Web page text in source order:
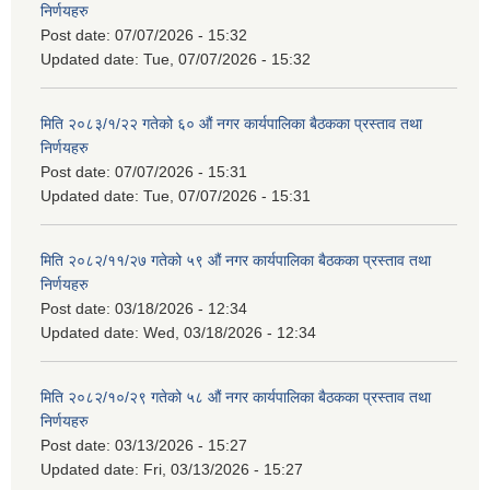
निर्णयहरु
Post date: 07/07/2026 - 15:32
Updated date: Tue, 07/07/2026 - 15:32
मिति २०८३/१/२२ गतेको ६० औं नगर कार्यपालिका बैठकका प्रस्ताव तथा
निर्णयहरु
Post date: 07/07/2026 - 15:31
Updated date: Tue, 07/07/2026 - 15:31
मिति २०८२/११/२७ गतेको ५९ औं नगर कार्यपालिका बैठकका प्रस्ताव तथा
निर्णयहरु
Post date: 03/18/2026 - 12:34
Updated date: Wed, 03/18/2026 - 12:34
मिति २०८२/१०/२९ गतेको ५८ औं नगर कार्यपालिका बैठकका प्रस्ताव तथा
निर्णयहरु
Post date: 03/13/2026 - 15:27
Updated date: Fri, 03/13/2026 - 15:27